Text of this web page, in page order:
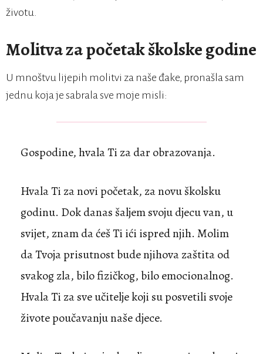
životu.
Molitva za početak školske godine
U mnoštvu lijepih molitvi za naše đake, pronašla sam
jednu koja je sabrala sve moje misli:
Gospodine, hvala Ti za dar obrazovanja.
Hvala Ti za novi početak, za novu školsku
godinu. Dok danas šaljem svoju djecu van, u
svijet, znam da ćeš Ti ići ispred njih. Molim
da Tvoja prisutnost bude njihova zaštita od
svakog zla, bilo fizičkog, bilo emocionalnog.
Hvala Ti za sve učitelje koji su posvetili svoje
živote poučavanju naše djece.